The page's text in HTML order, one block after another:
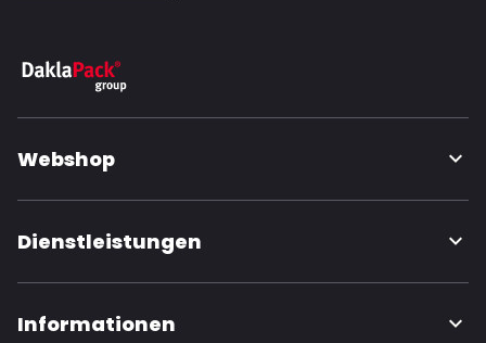
Webshop
Dienstleistungen
Informationen